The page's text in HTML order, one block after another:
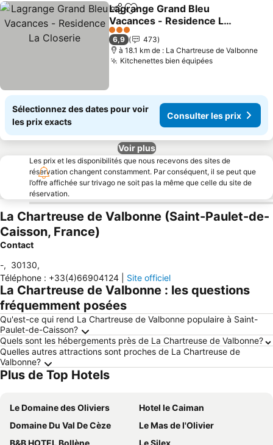
PartagerAjouter à mes favoris
Lagrange Grand Bleu
Vacances - Residence La
Closerie
3 Étoiles
6,9
473
à 18.1 km de : La Chartreuse de Valbonne
Kitchenettes bien équipées
Sélectionnez des dates pour voir
les prix exacts
Consulter les prix
Voir plus
Les prix et les disponibilités que nous recevons des sites de
réservation changent constamment. Par conséquent, il se peut que
l’offre affichée sur trivago ne soit pas la même que celle du site de
réservation.
La Chartreuse de Valbonne (Saint-Paulet-de-
Caisson, France)
Contact
-, 30130,
Téléphone : +33(4)66904124 Site officiel
La Chartreuse de Valbonne : les questions
fréquemment posées
Qu'est-ce qui rend La Chartreuse de Valbonne populaire à Saint-
Paulet-de-Caisson?
Quels sont les hébergements près de La Chartreuse de Valbonne?
Quelles autres attractions sont proches de La Chartreuse de
Valbonne?
Plus de Top Hotels
Le Domaine des Oliviers
Hotel le Caiman
Domaine Du Val De Cèze
Le Mas de l'Olivier
B&B HOTEL Bollène
Le Silex